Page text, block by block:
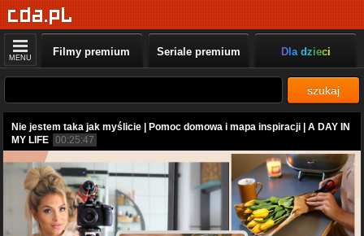
MENU Filmy premium Seriale premium Dla dzieci
szukaj
Nie jestem taka jak myślicie | Pomoc domowa i mapa inspiracji | A DAY IN
MY LIFE 00:25:47